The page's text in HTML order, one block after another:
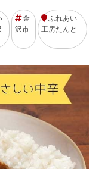
金
沢市
ふれあい
工房たんと